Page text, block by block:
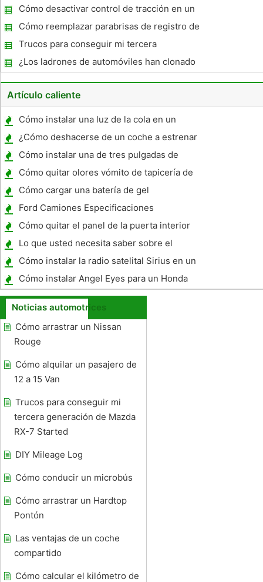
motor HEMI
Cómo desactivar control de tracción en un
BMW X5
Cómo reemplazar parabrisas de registro de
inspección Pegatinas
Trucos para conseguir mi tercera
generación de Mazda RX-7 Started
¿Los ladrones de automóviles han clonado
dispositivos de bloqueo de teclas ?
Artículo caliente
Cómo instalar una luz de la cola en un
Honda Civic 2001
¿Cómo deshacerse de un coche a estrenar
Cómo instalar una de tres pulgadas de
elevación del cuerpo en un Toyota 4x4
Cómo quitar olores vómito de tapicería de
coches
Cómo cargar una batería de gel
Ford Camiones Especificaciones
Cómo quitar el panel de la puerta interior
de un Chevrolet Aveo
Lo que usted necesita saber sobre el
ajustador del seguro de coche
Cómo instalar la radio satelital Sirius en un
Mustang GT 2004
Cómo instalar Angel Eyes para un Honda
Civic
Noticias automotrices
Cómo arrastrar un Nissan
Rouge
Cómo alquilar un pasajero de
12 a 15 Van
Trucos para conseguir mi
tercera generación de Mazda
RX-7 Started
DIY Mileage Log
Cómo conducir un microbús
Cómo arrastrar un Hardtop
Pontón
Las ventajas de un coche
compartido
Cómo calcular el kilómetro de